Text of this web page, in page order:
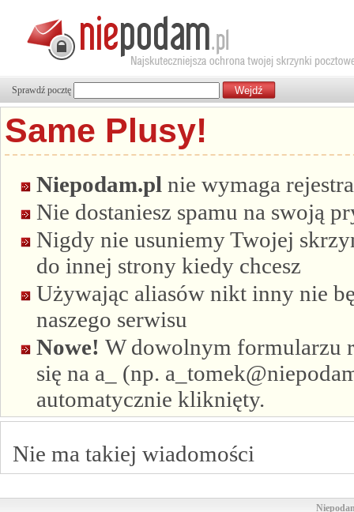
Sprawdź pocztę
Same Plusy!
Niepodam.pl nie wymaga
Nie dostaniesz spamu na swoją
Nigdy nie usuniemy Twojej
do innej strony kiedy chcesz
Używając aliasów nikt inny nie
naszego serwisu
Nowe! W dowolnym formularzu
się na a_ (np.
automatycznie kliknięty.
Nie ma takiej wiadomości